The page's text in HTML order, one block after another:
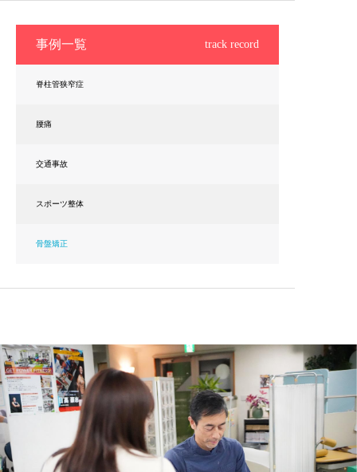
事例一覧 track record
脊柱管狭窄症
腰痛
交通事故
スポーツ整体
骨盤矯正